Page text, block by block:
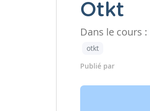
Otkt
Dans le cours :
otkt
Publié par